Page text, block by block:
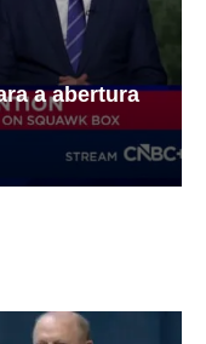
a abertura